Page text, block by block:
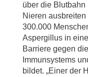
über die Blutbahn
Nieren
300.000
Aspergillus in
Barriere gegen
Immunsystems
bildet. „Einer der